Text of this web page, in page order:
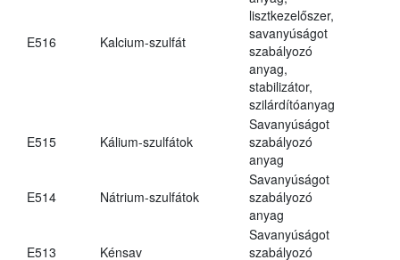
E516 Kalcium-szulfát
lisztkezelőszer,
savanyúságot
szabályozó
anyag,
stabilizátor,
szilárdítóanyag
E515 Kálium-szulfátok
Savanyúságot
szabályozó
anyag
E514 Nátrium-szulfátok
Savanyúságot
szabályozó
anyag
E513 Kénsav
Savanyúságot
szabályozó